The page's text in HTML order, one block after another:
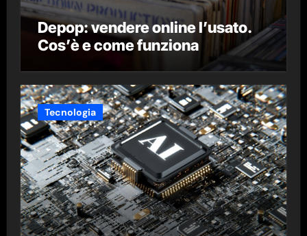
Depop: vendere online l’usato.
Cos’è e come funziona
Tecnologia